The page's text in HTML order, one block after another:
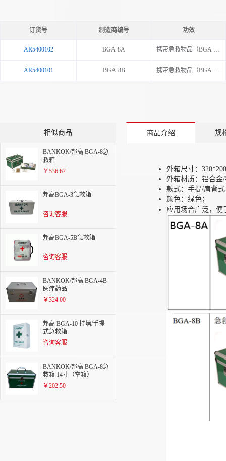
订货号 制造商编号 功效
AR5400102 BGA-8A 携带急救物品（BGA-8A）
AR5400101 BGA-8B 携带急救物品（BGA-8B）
相似商品
BANKOK/邦高 BGA-8急
救箱
￥536.67
邦高BGA-3急救箱
咨询客服
邦高BGA-5B急救箱
咨询客服
BANKOK/邦高 BGA-4B
医疗药品
￥324.00
邦高 BGA-10 挂墙/手提
式急救箱
咨询客服
BANKOK/邦高 BGA-8急
救箱 14寸（空箱）
￥202.50
商品介绍 规
外箱尺寸：
外箱材质：铝合金
款式：手提/肩背
颜色：绿色；
应用场合广泛，便